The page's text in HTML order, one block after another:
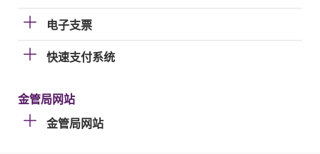
电子支票
快速支付系统
金管局网站
金管局网站